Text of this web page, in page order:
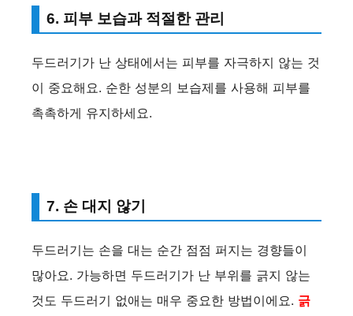
6. 피부 보습과 적절한 관리
두드러기가 난 상태에서는 피부를 자극하지 않는 것
이 중요해요. 순한 성분의 보습제를 사용해 피부를
촉촉하게 유지하세요.
7. 손 대지 않기
두드러기는 손을 대는 순간 점점 퍼지는 경향들이
많아요. 가능하면 두드러기가 난 부위를 긁지 않는
것도 두드러기 없애는 매우 중요한 방법이에요. 긁